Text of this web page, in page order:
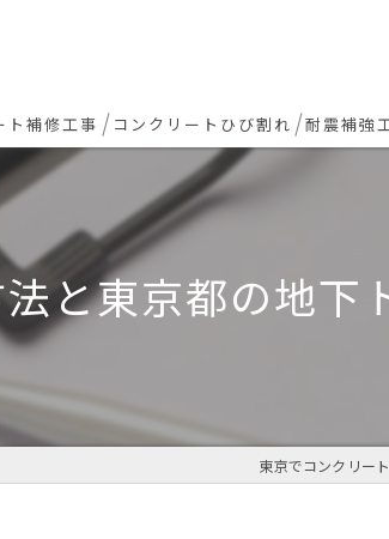
ト補修工事
ション下地補修
ト欠損 色合わせ補修
工事(セルフレベリング)
コンクリートひび割れ 耐震補強
と東京都の地下
東京でコンクリー